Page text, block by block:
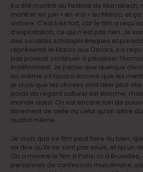
Il a été montré au Festival de Marrakech,
montrer en juin « en vrai » au Maroc, et ça
victoire. C’est très fort, car le film a reçu
d’exploitation, ce qui n’est pas rien. Je
des sociétés schizophréniques et
représenté le Maroc aux Oscars, il a reçu
pas pouvoir continuer à pénaliser
indéfiniment. Je pense que quelque
loi, même s’il faudra encore que les
je crois que les choses vont aller plus vite
poids du regard culturel est énorme,
monde aussi. On est encore loin de
librement de celle ou celui qu’on aime
quand même.
Je crois que ce film peut faire du bien,
se dire qu’ils ne sont pas seuls, et qu’un
On a montré le film à Paris, ici à
personnes de confession musulmane,